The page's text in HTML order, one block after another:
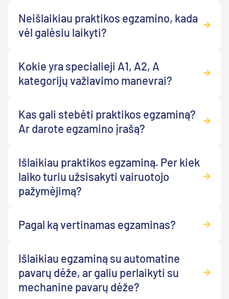
Neišlaikiau praktikos egzamino, kada
vėl galėsiu laikyti?
Kokie yra specialieji A1, A2, A
kategorijų važiavimo manevrai?
Kas gali stebėti praktikos egzaminą?
Ar darote egzamino įrašą?
Išlaikiau praktikos egzaminą. Per kiek
laiko turiu užsisakyti vairuotojo
pažymėjimą?
Pagal ką vertinamas egzaminas?
Išlaikiau egzaminą su automatine
pavarų dėže, ar galiu perlaikyti su
mechanine pavarų dėže?